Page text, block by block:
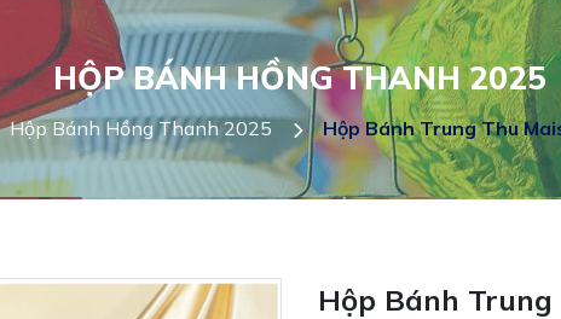
HỘP BÁNH HỒNG THANH 2025
Hộp Bánh Hồng Thanh 2025 Hộp Bánh Trung Thu
Hộp Bánh